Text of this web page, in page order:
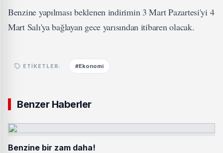
Benzine yapılması beklenen indirimin 3 Mart Pazartesi'yi 4
Mart Salı'ya bağlayan gece yarısından itibaren olacak.
ETIKETLER: #Ekonomi
Benzer Haberler
Benzine bir zam daha!